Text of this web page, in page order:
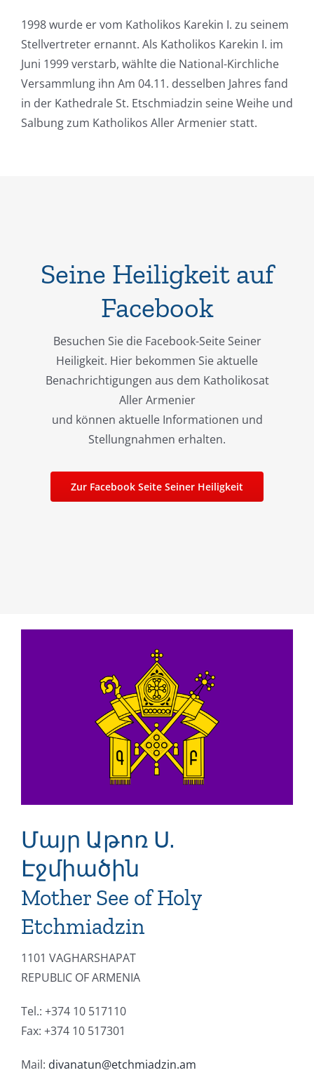
1998 wurde er vom Katholikos Karekin I. zu seinem
Stellvertreter ernannt. Als Katholikos Karekin I. im
Juni 1999 verstarb, wählte die National-Kirchliche
Versammlung ihn Am 04.11. desselben Jahres fand
in der Kathedrale St. Etschmiadzin seine Weihe und
Salbung zum Katholikos Aller Armenier statt.
Seine Heiligkeit auf
Facebook
Besuchen Sie die Facebook-Seite Seiner
Heiligkeit. Hier bekommen Sie aktuelle
Benachrichtigungen aus dem Katholikosat
Aller Armenier
und können aktuelle Informationen und
Stellungnahmen erhalten.
Zur Facebook Seite Seiner Heiligkeit
Մայր Աթոռ Ս.
Էջմիածին
Mother See of Holy
Etchmiadzin
1101 VAGHARSHAPAT
REPUBLIC OF ARMENIA
Tel.: +374 10 517110
Fax: +374 10 517301
Mail: divanatun@etchmiadzin.am